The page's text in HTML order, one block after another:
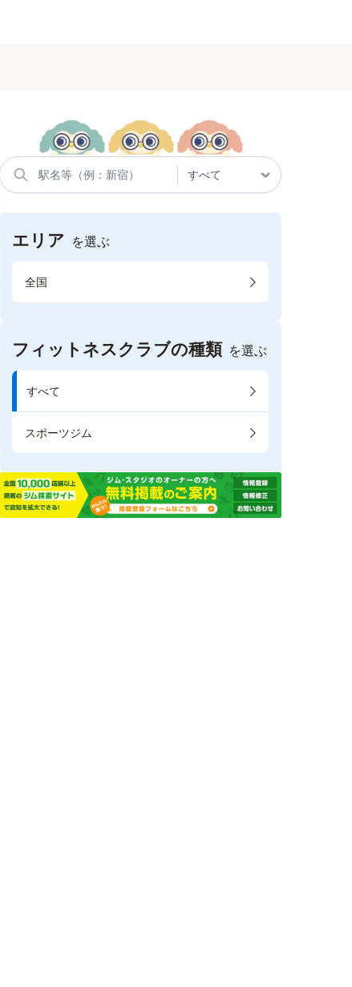
エリア を選ぶ
全国
フィットネスクラブの種類 を選ぶ
すべて
スポーツジム